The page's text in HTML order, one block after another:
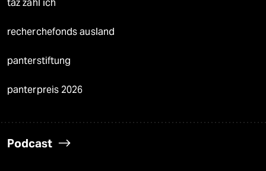
taz zahl ich
recherchefonds ausland
panterstiftung
panterpreis 2026
Podcast